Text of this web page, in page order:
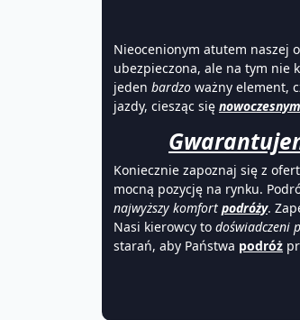
Nieocenionym atutem naszej
ubezpieczona, ale na tym nie
jeden bardzo ważny element,
jazdy, ciesząc się
Koniecznie zapoznaj się z
mocną pozycję na rynku.
najwyższy komfort podróży.
Nasi kierowcy to doświadczeni
starań, aby Państwa podróż